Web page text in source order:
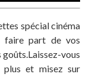
spécial cinéma
faire part de vos
vous
et misez sur